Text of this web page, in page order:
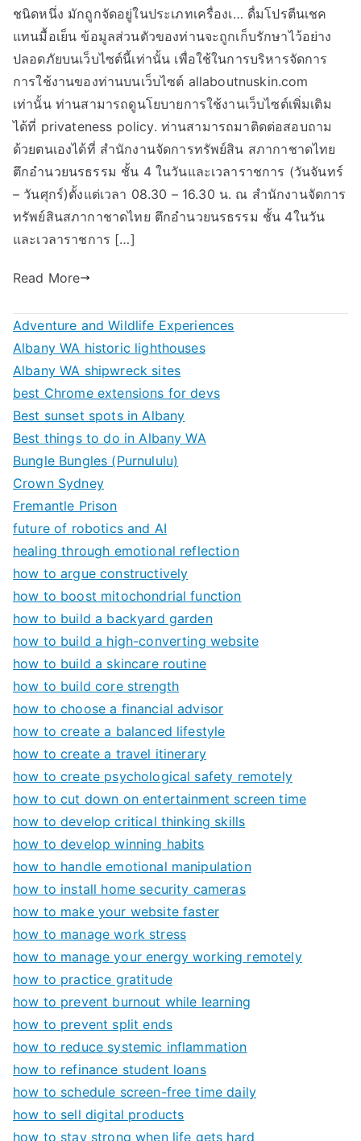
ชนิดหนึ่ง มักถูกจัดอยู่ในประเภทเครื่องเ… ดื่มโปรตีนเชค
แทนมื้อเย็น ข้อมูลส่วนตัวของท่านจะถูกเก็บรักษาไว้อย่าง
ปลอดภัยบนเว็บไซต์นี้เท่านั้น เพื่อใช้ในการบริหารจัดการ
การใช้งานของท่านบนเว็บไซต์ allaboutnuskin.com
เท่านั้น ท่านสามารถดูนโยบายการใช้งานเว็บไซต์เพิ่มเติม
ได้ที่ privateness policy. ท่านสามารถมาติดต่อสอบถาม
ด้วยตนเองได้ที่ สำนักงานจัดการทรัพย์สิน สภากาชาดไทย
ตึกอำนวยนรธรรม ชั้น 4 ในวันและเวลาราชการ (วันจันทร์
– วันศุกร์)ตั้งแต่เวลา 08.30 – 16.30 น. ณ สำนักงานจัดการ
ทรัพย์สินสภากาชาดไทย ตึกอำนวยนรธรรม ชั้น 4ในวัน
และเวลาราชการ […]
Read More
Adventure and Wildlife Experiences
Albany WA historic lighthouses
Albany WA shipwreck sites
best Chrome extensions for devs
Best sunset spots in Albany
Best things to do in Albany WA
Bungle Bungles (Purnululu)
Crown Sydney
Fremantle Prison
future of robotics and AI
healing through emotional reflection
how to argue constructively
how to boost mitochondrial function
how to build a backyard garden
how to build a high-converting website
how to build a skincare routine
how to build core strength
how to choose a financial advisor
how to create a balanced lifestyle
how to create a travel itinerary
how to create psychological safety remotely
how to cut down on entertainment screen time
how to develop critical thinking skills
how to develop winning habits
how to handle emotional manipulation
how to install home security cameras
how to make your website faster
how to manage work stress
how to manage your energy working remotely
how to practice gratitude
how to prevent burnout while learning
how to prevent split ends
how to reduce systemic inflammation
how to refinance student loans
how to schedule screen-free time daily
how to sell digital products
how to stay strong when life gets hard